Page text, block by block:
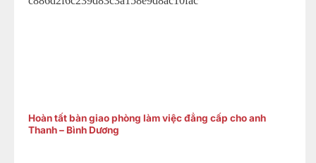
Hoàn tất bàn giao phòng làm việc đẳng cấp cho anh
Thanh – Bình Dương